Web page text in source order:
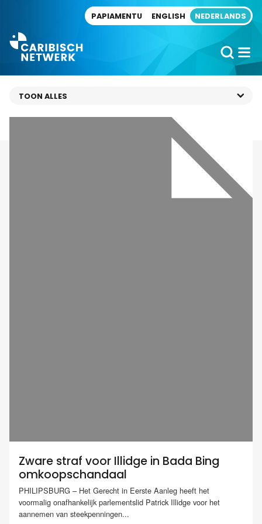
PAPIAMENTU ENGLISH NEDERLANDS
Zware straf voor Illidge in Bada Bing
omkoopschandaal
PHILIPSBURG – Het Gerecht in Eerste Aanleg heeft het
voormalig onafhankelijk parlementslid Patrick Illidge voor het
aannemen van steekpenningen...